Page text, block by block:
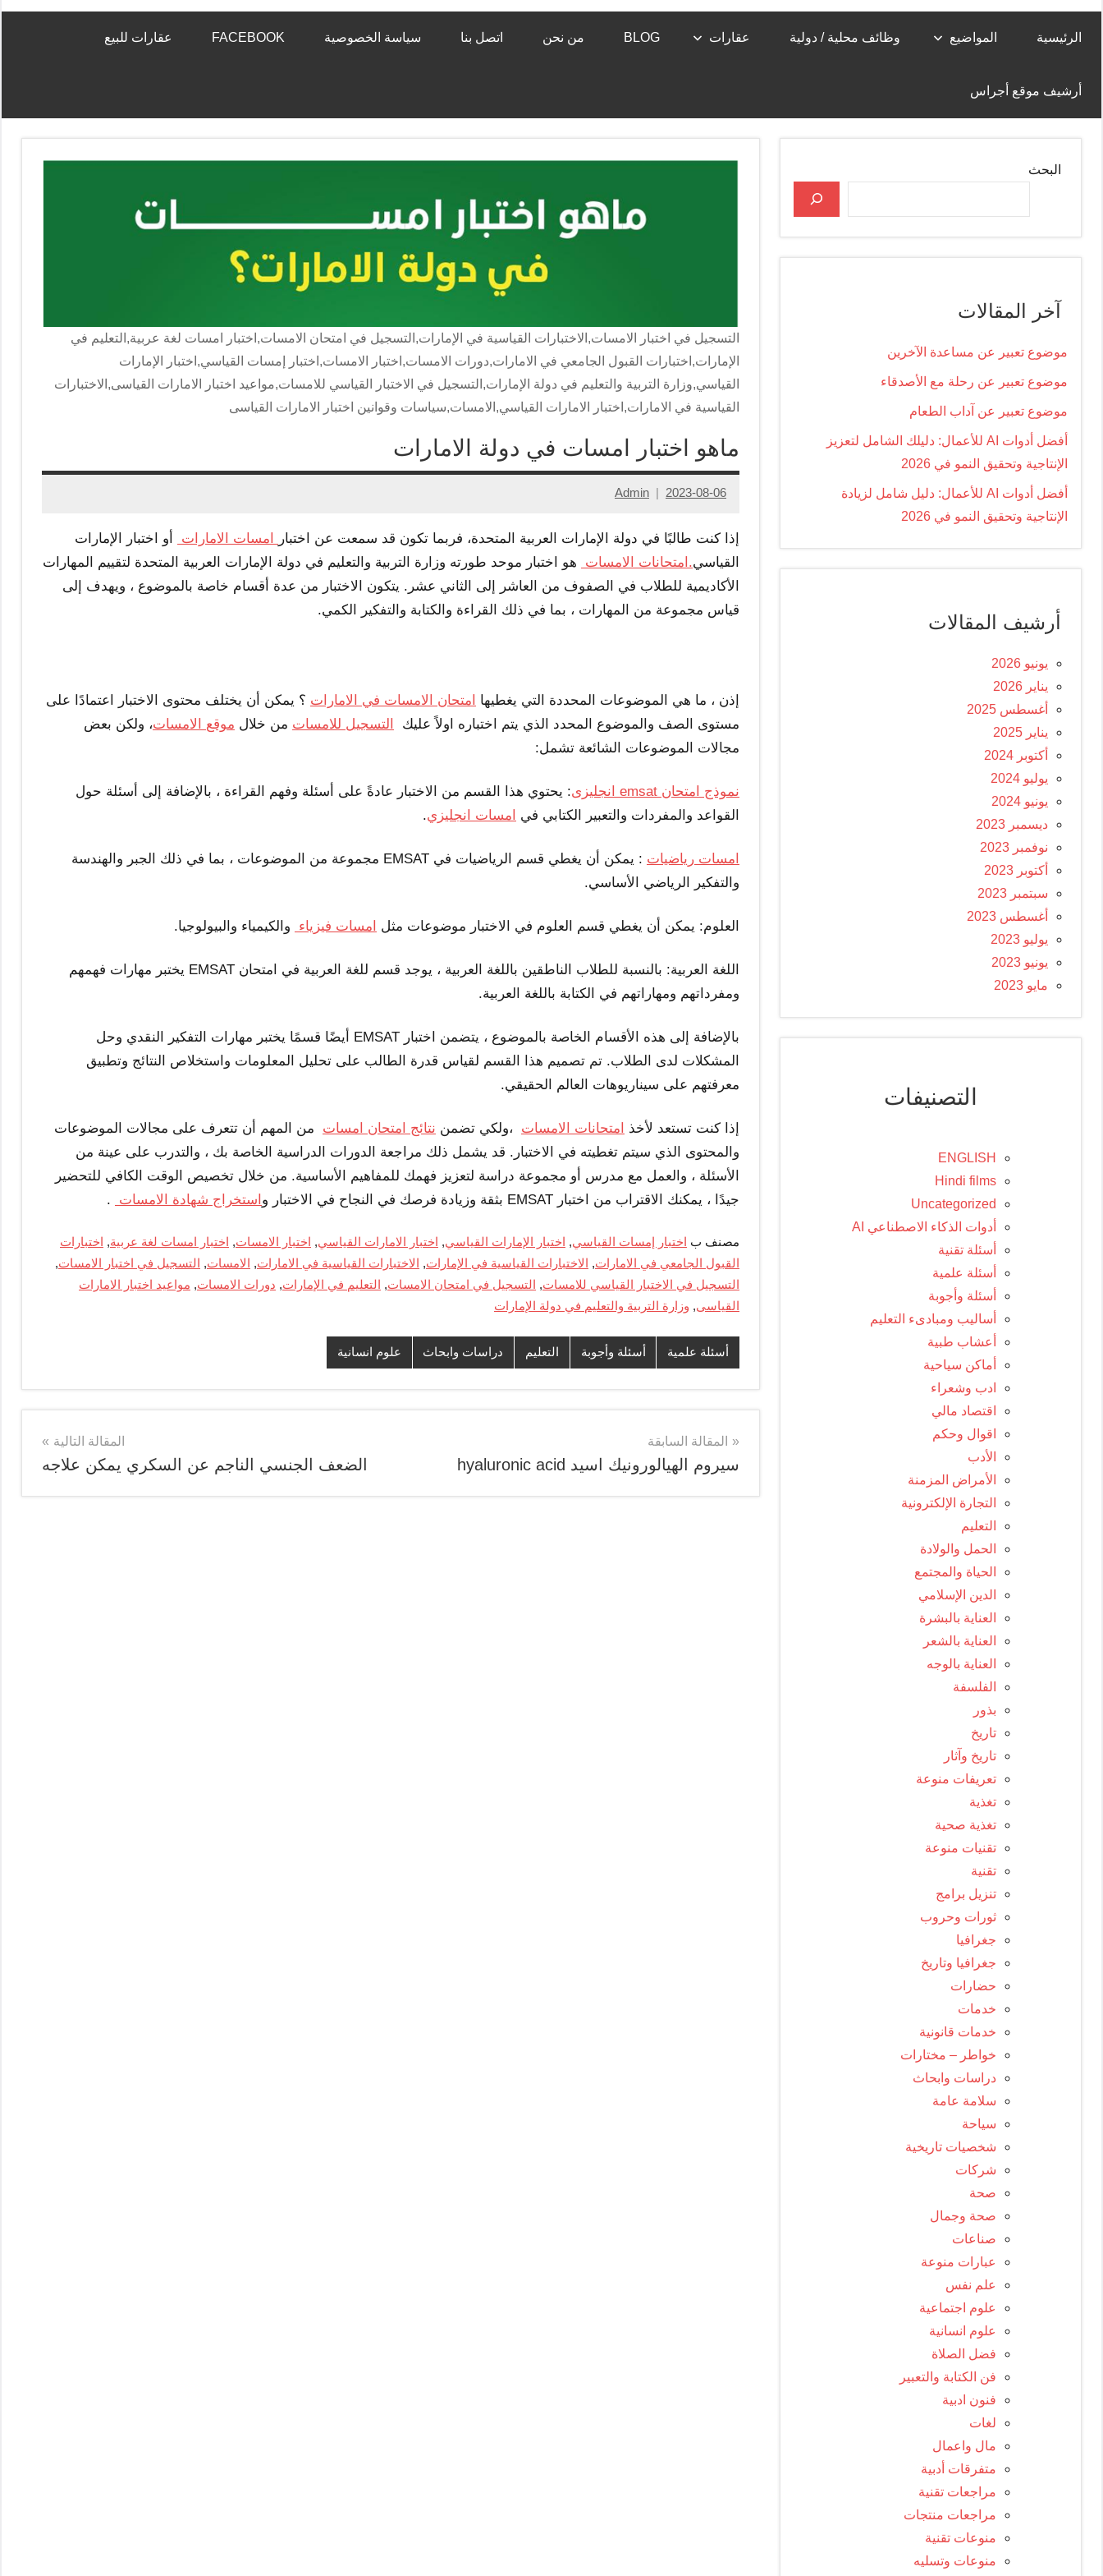
الرئيسية المواضيع وظائف محلية / دولية عقارات BLOG من نحن اتصل بنا سياسة الخصوصية FACEBOOK عقارات للبيع
أرشيف موقع أجراس
التسجيل في اختبار الامسات,الاختبارات القياسية في الإمارات,التسجيل في امتحان الامسات,اختبار امسات لغة عربية,التعليم في
الإمارات,اختبارات القبول الجامعي في الامارات,دورات الامسات,اختبار الامسات,اختبار إمسات القياسي,اختبار الإمارات
القياسي,وزارة التربية والتعليم في دولة الإمارات,التسجيل في الاختبار القياسي للامسات,مواعيد اختبار الامارات القياسى,الاختبارات
القياسية في الامارات,اختبار الامارات القياسي,الامسات,سياسات وقوانين اختبار الامارات القياسى
ماهو اختبار امسات في دولة الامارات
2023-08-06
Admin
إذا كنت طالبًا في دولة الإمارات العربية المتحدة، فربما تكون قد سمعت عن اختبار امسات الامارات
أو اختبار الإمارات
القياسي.امتحانات الامسات
هو اختبار موحد طورته وزارة التربية والتعليم في دولة الإمارات العربية المتحدة لتقييم المهارات
الأكاديمية للطلاب في الصفوف من العاشر إلى الثاني عشر. يتكون الاختبار من عدة أقسام خاصة بالموضوع ، ويهدف إلى
قياس مجموعة من المهارات ، بما في ذلك القراءة والكتابة والتفكير الكمي.
إذن ، ما هي الموضوعات المحددة التي يغطيها امتحان الامسات في الامارات ؟ يمكن أن يختلف محتوى الاختبار اعتمادًا على
مستوى الصف والموضوع المحدد الذي يتم اختباره اولاً عليك
التسجيل للامسات من خلال موقع الامسات، ولكن بعض
مجالات الموضوعات الشائعة تشمل:
نموذج امتحان emsat انجليزى
: يحتوي هذا القسم من الاختبار عادةً على أسئلة وفهم القراءة ، بالإضافة إلى أسئلة حول
القواعد والمفردات والتعبير الكتابي في
امسات انجليزي.
امسات رياضيات
: يمكن أن يغطي قسم الرياضيات في EMSAT مجموعة من الموضوعات ، بما في ذلك الجبر والهندسة
والتفكير الرياضي الأساسي.
العلوم: يمكن أن يغطي قسم العلوم في الاختبار موضوعات مثل امسات فيزياء والكيمياء والبيولوجيا.
اللغة العربية: بالنسبة للطلاب الناطقين باللغة العربية ، يوجد قسم للغة العربية في امتحان EMSAT يختبر مهارات فهمهم
ومفرداتهم ومهاراتهم في الكتابة باللغة العربية.
بالإضافة إلى هذه الأقسام الخاصة بالموضوع ، يتضمن اختبار EMSAT أيضًا قسمًا يختبر مهارات التفكير النقدي وحل
المشكلات لدى الطلاب. تم تصميم هذا القسم لقياس قدرة الطالب على تحليل المعلومات واستخلاص النتائج وتطبيق
معرفتهم على سيناريوهات العالم الحقيقي.
إذا كنت تستعد لأخذ امتحانات الامسات ،ولكي تضمن نتائج امتحان امسات من المهم أن تتعرف على مجالات الموضوعات
والمحتوى الذي سيتم تغطيته في الاختبار. قد يشمل ذلك مراجعة الدورات الدراسية الخاصة بك ، والتدرب على عينة من
الأسئلة ، والعمل مع مدرس أو مجموعة دراسة لتعزيز فهمك للمفاهيم الأساسية. من خلال تخصيص الوقت الكافي للتحضير
جيدًا ، يمكنك الاقتراب من اختبار EMSAT بثقة وزيادة فرصك في النجاح في الاختبار و
استخراج شهادة الامسات .
مصنف ب اختبار إمسات القياسي, اختبار الإمارات القياسي, اختبار الامارات القياسي, اختبار الامسات, اختبار امسات لغة عربية, اختبارات
القبول الجامعي في الامارات, الاختبارات القياسية في الإمارات, الاختبارات القياسية في الامارات, الامسات, التسجيل في اختبار الامسات,
التسجيل في الاختبار القياسي للامسات, التسجيل في امتحان الامسات, التعليم في الإمارات, دورات الامسات, مواعيد اختبار الامارات
القياسى, وزارة التربية والتعليم في دولة الإمارات
أسئلة علمية أسئلة وأجوبة التعليم دراسات وابحاث علوم انسانية
تصفّح
المقالات
المقالة السابقة
سيروم الهيالورونيك اسيد hyaluronic acid
المقالة التالية
الضعف الجنسي الناجم عن السكري يمكن علاجه
البحث
آخر المقالات
موضوع تعبير عن مساعدة الآخرين
موضوع تعبير عن رحلة مع الأصدقاء
موضوع تعبير عن آداب الطعام
أفضل أدوات AI للأعمال: دليلك الشامل لتعزيز
الإنتاجية وتحقيق النمو في 2026
أفضل أدوات AI للأعمال: دليل شامل لزيادة
الإنتاجية وتحقيق النمو في 2026
أرشيف المقالات
يونيو 2026
يناير 2026
أغسطس 2025
يناير 2025
أكتوبر 2024
يوليو 2024
يونيو 2024
ديسمبر 2023
نوفمبر 2023
أكتوبر 2023
سبتمبر 2023
أغسطس 2023
يوليو 2023
يونيو 2023
مايو 2023
التصنيفات
ENGLISH
Hindi films
Uncategorized
أدوات الذكاء الاصطناعي AI
أسئلة تقنية
أسئلة علمية
أسئلة وأجوبة
أساليب ومبادىء التعليم
أعشاب طبية
أماكن سياحية
ادب وشعراء
اقتصاد مالي
اقوال وحكم
الأدب
الأمراض المزمنة
التجارة الإلكترونية
التعليم
الحمل والولادة
الحياة والمجتمع
الدين الإسلامي
العناية بالبشرة
العناية بالشعر
العناية بالوجه
الفلسفة
بذور
تاريخ
تاريخ وآثار
تعريفات منوعة
تغذية
تغذية صحية
تقنيات منوعة
تقنية
تنزيل برامج
ثورات وحروب
جغرافيا
جغرافيا وتاريخ
حضارات
خدمات
خدمات قانونية
خواطر – مختارات
دراسات وابحاث
سلامة عامة
سياحة
شخصيات تاريخية
شركات
صحة
صحة وجمال
صناعات
عبارات منوعة
علم نفس
علوم اجتماعية
علوم انسانية
فضل الصلاة
فن الكتابة والتعبير
فنون ادبية
لغات
مال واعمال
متفرقات أدبية
مراجعات تقنية
مراجعات منتجات
منوعات تقنية
منوعات وتسليه